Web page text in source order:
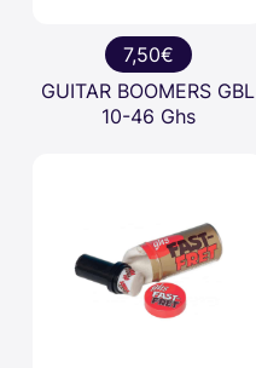
7,50€
GUITAR BOOMERS GBL
10-46 Ghs